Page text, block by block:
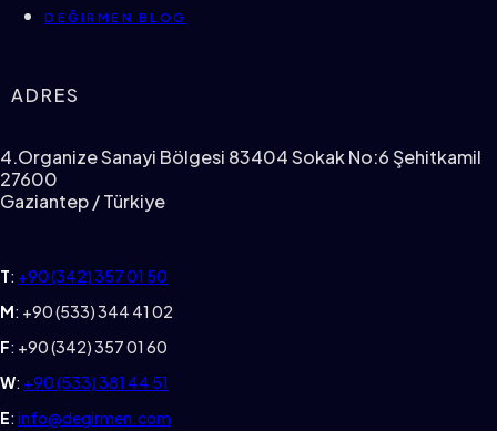
DEĞIRMEN BLOG
ADRES
4.Organize Sanayi Bölgesi 83404 Sokak No:6 Şehitkamil
27600
Gaziantep / Türkiye
T: +90 (342) 357 01 50
M: +90 (533) 344 41 02
F: +90 (342) 357 01 60
W: +90 (533) 381 44 51
E: info@degirmen.com